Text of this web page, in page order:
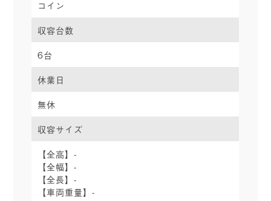
コイン
収容台数
6台
休業日
無休
収容サイズ
【全高】-
【全幅】-
【全長】-
【車両重量】-